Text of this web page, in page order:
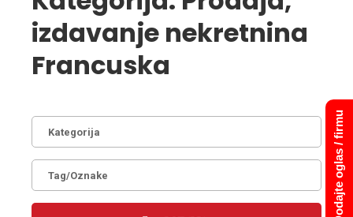
izdavanje nekretnina
Francuska
Dodajte oglas / firmu